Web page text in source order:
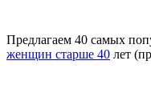
Предлагаем 40 самых
женщин старше 40 лет